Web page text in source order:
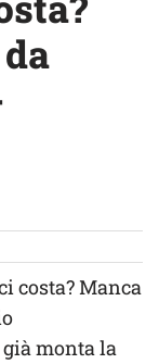
costa? Manca
già monta la